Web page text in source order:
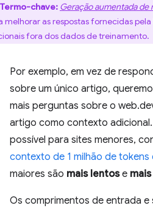
Termo-chave: Geração aumentada de
melhorar as respostas fornecidas
fora dos dados de treinamento.
Por exemplo, em vez de
sobre um único artigo,
mais perguntas sobre o
artigo como contexto adicional.
possível para sites menores,
contexto de 1 milhão de tokens
maiores são mais lentose
Os comprimentos de entrada e